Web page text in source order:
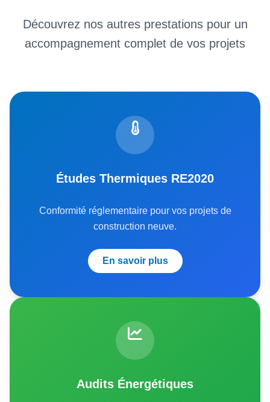
Découvrez nos autres prestations pour un
accompagnement complet de vos projets
Études Thermiques RE2020
Conformité réglementaire pour vos projets de
construction neuve.
En savoir plus
Audits Énergétiques